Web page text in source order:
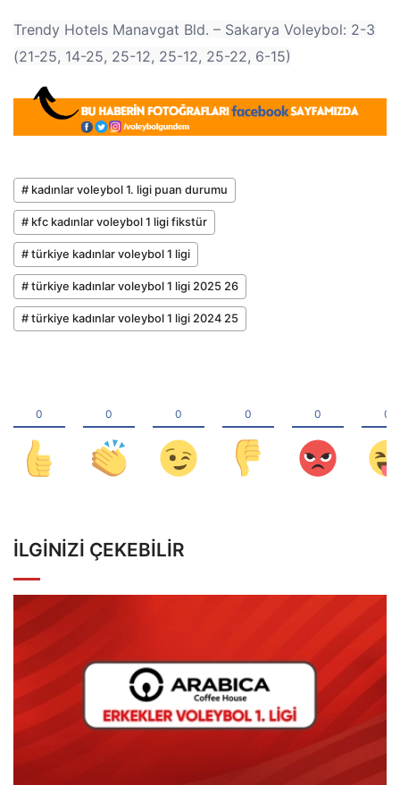
Trendy Hotels Manavgat Bld. – Sakarya Voleybol: 2-3
(21-25, 14-25, 25-12, 25-12, 25-22, 6-15)
# kadınlar voleybol 1. ligi puan durumu
# kfc kadınlar voleybol 1 ligi fikstür
# türkiye kadınlar voleybol 1 ligi
# türkiye kadınlar voleybol 1 ligi 2025 26
# türkiye kadınlar voleybol 1 ligi 2024 25
İLGINIZI ÇEKEBILIR